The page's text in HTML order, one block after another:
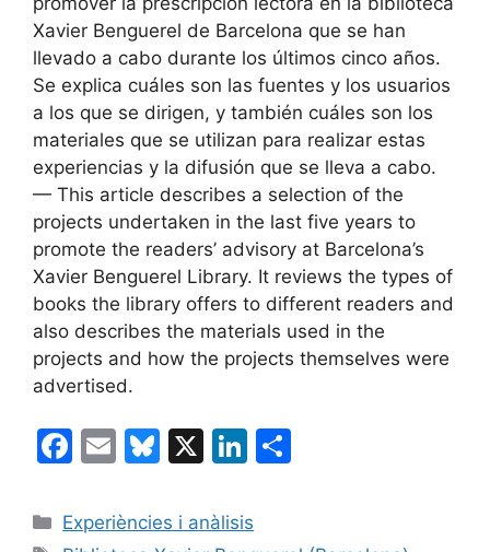
Xavier Benguerel de Barcelona que se han
llevado a cabo durante los últimos cinco años.
Se explica cuáles son las fuentes y los usuarios
a los que se dirigen, y también cuáles son los
materiales que se utilizan para realizar estas
experiencias y la difusión que se lleva a cabo.
— This article describes a selection of the
projects undertaken in the last five years to
promote the readers’ advisory at Barcelona’s
Xavier Benguerel Library. It reviews the types of
books the library offers to different readers and
also describes the materials used in the
projects and how the projects themselves were
advertised.
F
c
E
ai
Bl
e
X
Li
k
Categories
Experiències i anàlisis